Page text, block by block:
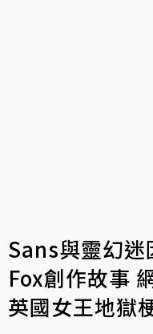
Sans與靈幻
Fox創作故事
英國女王地獄